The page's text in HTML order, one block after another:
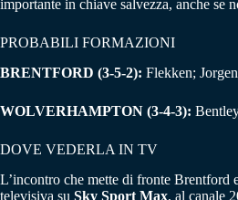
importante in chiave salvezza, anche se
PROBABILI FORMAZIONI
BRENTFORD (3-5-2): Flekken;
WOLVERHAMPTON (3-4-3):
DOVE VEDERLA IN TV
L’incontro che mette di fronte Brentford
televisiva su Sky Sport Max, al canale